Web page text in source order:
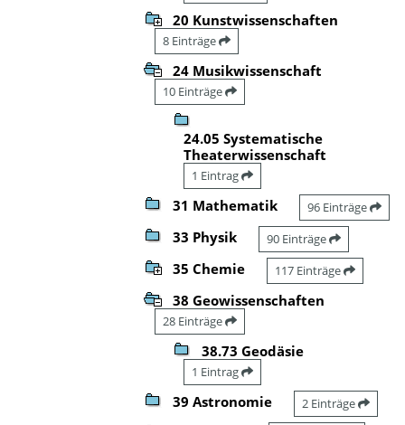
20 Kunstwissenschaften
8 Einträge
24 Musikwissenschaft
10 Einträge
24.05 Systematische
Theaterwissenschaft
1 Eintrag
31 Mathematik 96 Einträge
33 Physik 90 Einträge
35 Chemie 117 Einträge
38 Geowissenschaften
28 Einträge
38.73 Geodäsie
1 Eintrag
39 Astronomie 2 Einträge